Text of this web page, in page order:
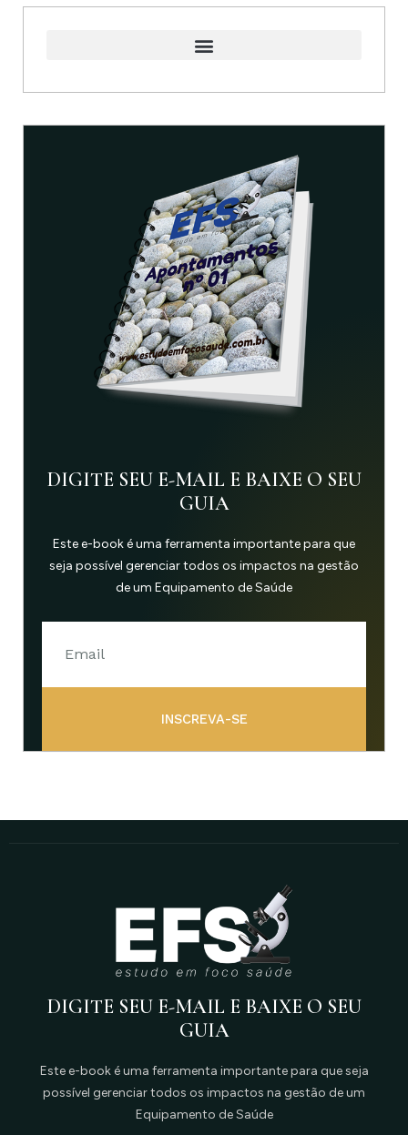
DIGITE SEU E-MAIL E BAIXE O SEU
GUIA
Este e-book é uma ferramenta importante para que
seja possível gerenciar todos os impactos na gestão
de um Equipamento de Saúde
INSCREVA-SE
DIGITE SEU E-MAIL E BAIXE O SEU
GUIA
Este e-book é uma ferramenta importante para que seja
possível gerenciar todos os impactos na gestão de um
Equipamento de Saúde